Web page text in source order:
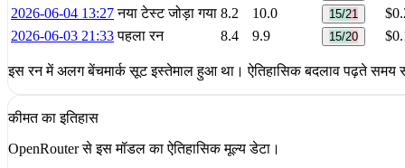
2026-06-04 13:27 नया टेस्ट जोड़ा गया 8.2 10.0 15/21
2026-06-03 21:33 पहला रन 8.4 9.9 15/20
इस रन में अलग बेंचमार्क सूट इस्तेमाल हुआ था। ऐतिहासिक बदलाव पढ़ते समय
कीमत का इतिहास
OpenRouter से इस मॉडल का ऐतिहासिक मूल्य डेटा।